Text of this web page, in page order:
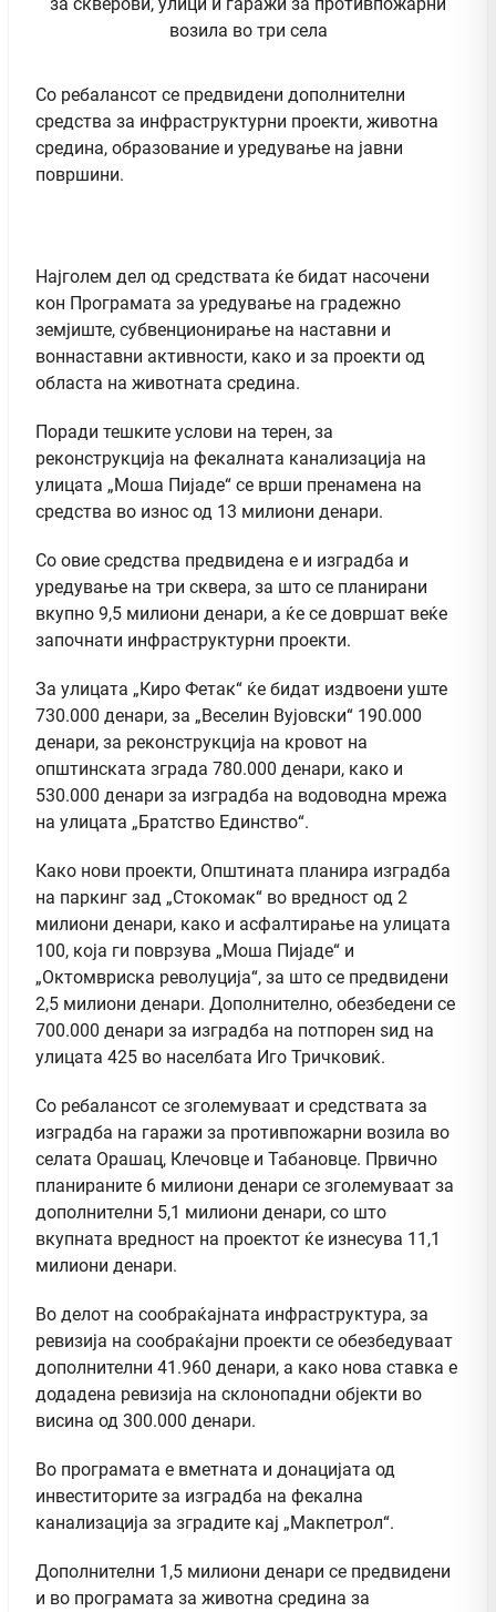
Со ребалансот се предвидени дополнителни
средства за инфраструктурни проекти, животна
средина, образование и уредување на јавни
површини.
Најголем дел од средствата ќе бидат насочени
кон Програмата за уредување на градежно
земјиште, субвенционирање на наставни и
воннаставни активности, како и за проекти од
областа на животната средина.
Поради тешките услови на терен, за
реконструкција на фекалната канализација на
улицата „Моша Пијаде“ се врши пренамена на
средства во износ од 13 милиони денари.
Со овие средства предвидена е и изградба и
уредување на три сквера, за што се планирани
вкупно 9,5 милиони денари, а ќе се довршат веќе
започнати инфраструктурни проекти.
За улицата „Киро Фетак“ ќе бидат издвоени уште
730.000 денари, за „Веселин Вујовски“ 190.000
денари, за реконструкција на кровот на
општинската зграда 780.000 денари, како и
530.000 денари за изградба на водоводна мрежа
на улицата „Братство Единство“.
Како нови проекти, Општината планира изградба
на паркинг зад „Стокомак“ во вредност од 2
милиони денари, како и асфалтирање на улицата
100, која ги поврзува „Моша Пијаде“ и
„Октомвриска револуција“, за што се предвидени
2,5 милиони денари. Дополнително, обезбедени се
700.000 денари за изградба на потпорен ѕид на
улицата 425 во населбата Иго Тричковиќ.
Со ребалансот се зголемуваат и средствата за
изградба на гаражи за противпожарни возила во
селата Орашац, Клечовце и Табановце. Првично
планираните 6 милиони денари се зголемуваат за
дополнителни 5,1 милиони денари, со што
вкупната вредност на проектот ќе изнесува 11,1
милиони денари.
Во делот на сообраќајната инфраструктура, за
ревизија на сообраќајни проекти се обезбедуваат
дополнителни 41.960 денари, а како нова ставка е
додадена ревизија на склонопадни објекти во
висина од 300.000 денари.
Во програмата е вметната и донацијата од
инвеститорите за изградба на фекална
канализација за зградите кај „Макпетрол“.
Дополнителни 1,5 милиони денари се предвидени
и во програмата за животна средина за